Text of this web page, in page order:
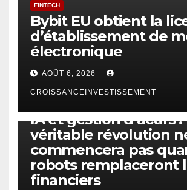
FINTECH
Bybit EU obtient la
d’établissement de
électronique
AOÛT 6, 2026
CROISSANCEINVESTISSEMENT
IA et gestion d’actifs :
véritable révolution
commencera pas
robots remplaceront
financiers